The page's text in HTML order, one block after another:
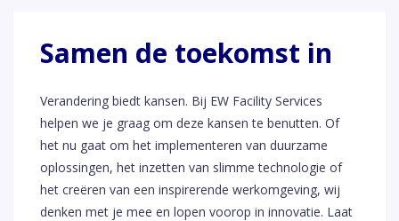
Samen de toekomst in
Verandering biedt kansen. Bij EW Facility Services
helpen we je graag om deze kansen te benutten. Of
het nu gaat om het implementeren van duurzame
oplossingen, het inzetten van slimme technologie of
het creëren van een inspirerende werkomgeving, wij
denken met je mee en lopen voorop in innovatie. Laat